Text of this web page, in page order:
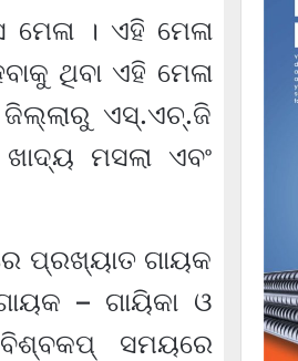
। ଏହି ମେଳା
ଥିବା ଏହି ମେଳା
ଏସ୍.ଏଚ୍.ଜି
ମସଲା ଏବଂ
ପ୍ରଖ୍ୟାତ ଗାୟକ
– ଗାୟିକା ଓ
ସମୟରେ